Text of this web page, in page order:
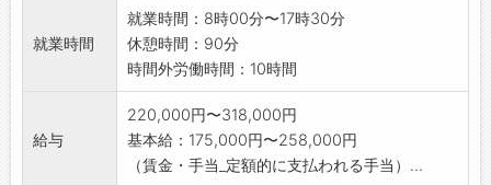
就業時間
就業時間：8時00分〜17時30分
休憩時間：90分
時間外労働時間：10時間
給与
220,000円〜318,000円
基本給：175,000円〜258,000円
（賃金・手当_定額的に支払われる手当）...